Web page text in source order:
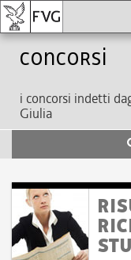
Concorsi
i concorsi indetti
Giulia